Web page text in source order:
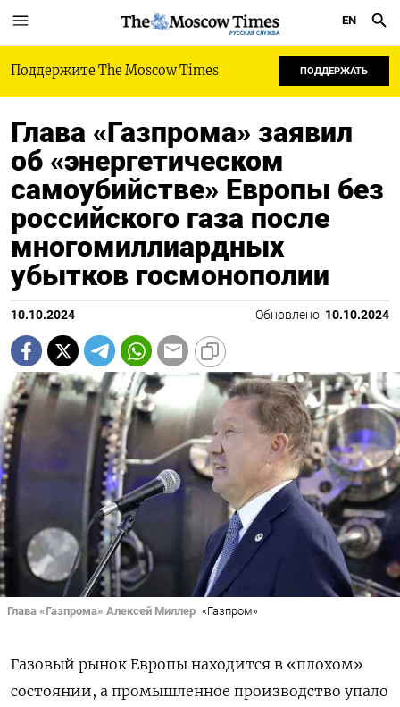
РУССКАЯ СЛУЖБА
EN
Поддержите The Moscow Times ПОДДЕРЖАТЬ
Глава «Газпрома» заявил
об «энергетическом
самоубийстве» Европы без
российского газа после
многомиллиардных
убытков госмонополии
10.10.2024 Обновлено: 10.10.2024
Глава «Газпрома» Алексей Миллер «Газпром»
Газовый рынок Европы находится в «плохом»
состоянии, а промышленное производство упало